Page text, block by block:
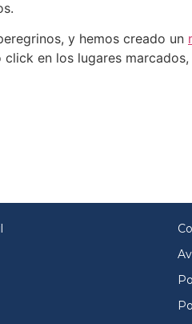
y hemos creado un
en los lugares